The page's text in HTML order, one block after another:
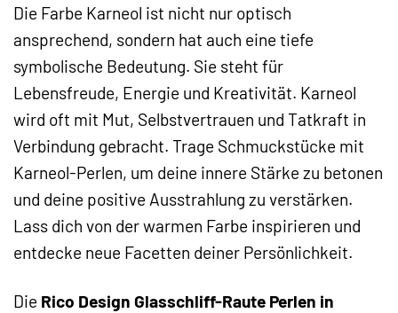
Die Farbe Karneol ist nicht nur optisch
ansprechend, sondern hat auch eine tiefe
symbolische Bedeutung. Sie steht für
Lebensfreude, Energie und Kreativität. Karneol
wird oft mit Mut, Selbstvertrauen und Tatkraft in
Verbindung gebracht. Trage Schmuckstücke mit
Karneol-Perlen, um deine innere Stärke zu betonen
und deine positive Ausstrahlung zu verstärken.
Lass dich von der warmen Farbe inspirieren und
entdecke neue Facetten deiner Persönlichkeit.
Die Rico Design Glasschliff-Raute Perlen in